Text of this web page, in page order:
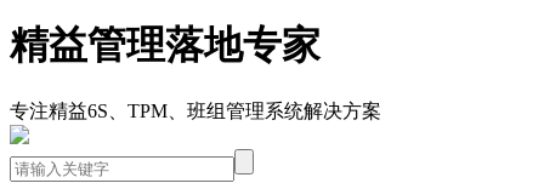
精益管理落地专家
专注精益6S、TPM、班组管理系统解决方案